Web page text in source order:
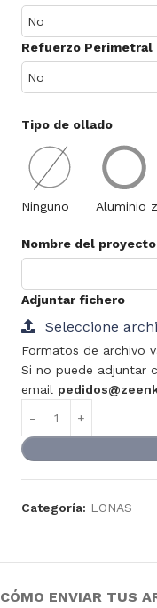
Refuerzo Perimetral
Tipo de ollado
Ninguno Aluminio
Nombre del proyecto
Adjuntar fichero
Seleccione
Formatos de archivo
Si no puede adjuntar
email
Categoría: LONAS
CÓMO ENVIAR TUS